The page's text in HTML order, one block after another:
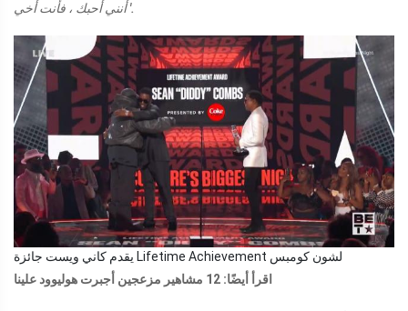
أنني أحبك ، فأنت أخي '.
يقدم كاني ويست جائزة Lifetime Achievement لشون كومبس
اقرأ أيضًا: 12 مشاهير مزعجين أجبرت هوليوود علينا